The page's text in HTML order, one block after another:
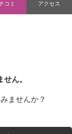
コミ アクセス
ん。
ませんか？